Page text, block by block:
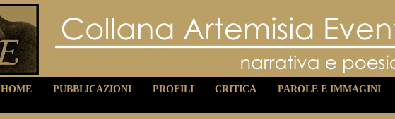
HOME PUBBLICAZIONI PROFILI CRITICA PAROLE E IMMAGINI